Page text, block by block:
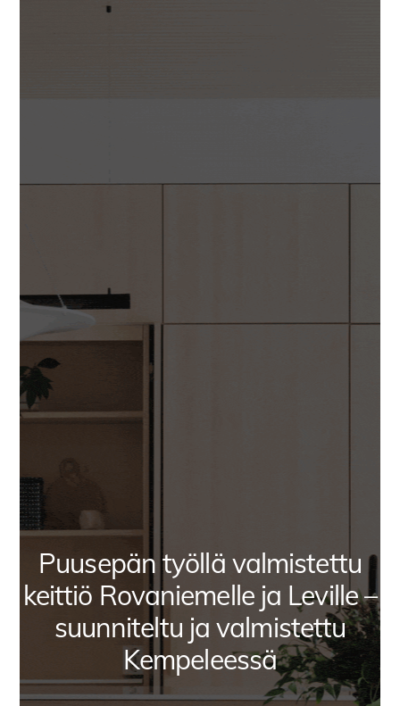
Puusepän työllä valmistettu
keittiö Rovaniemelle ja Leville –
suunniteltu ja valmistettu
Kempeleessä